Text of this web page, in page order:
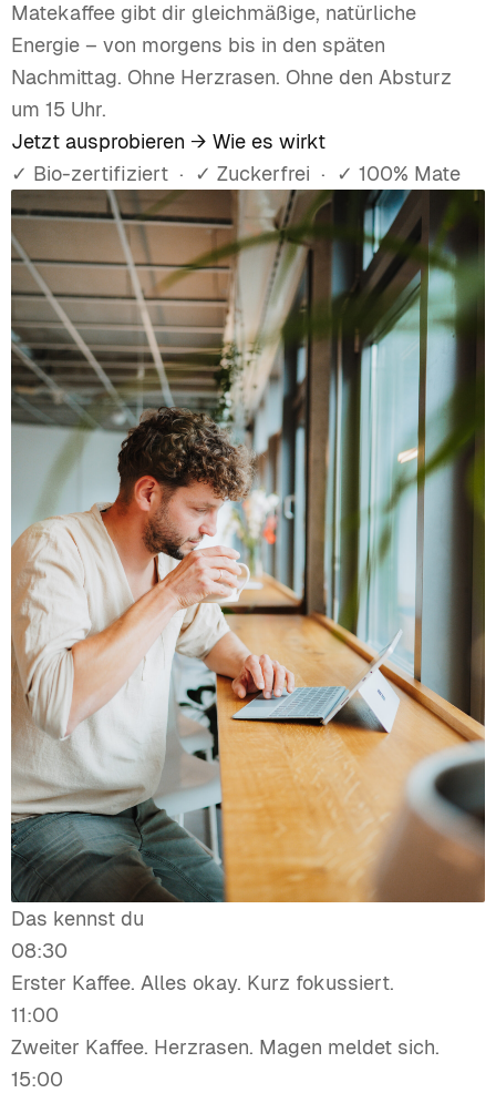
Matekaffee gibt dir gleichmäßige, natürliche
Energie – von morgens bis in den späten
Nachmittag. Ohne Herzrasen. Ohne den Absturz
um 15 Uhr.
Jetzt ausprobieren → Wie es wirkt
✓ Bio-zertifiziert · ✓ Zuckerfrei · ✓ 100% Mate
Das kennst du
08:30
Erster Kaffee. Alles okay. Kurz fokussiert.
11:00
Zweiter Kaffee. Herzrasen. Magen meldet sich.
15:00